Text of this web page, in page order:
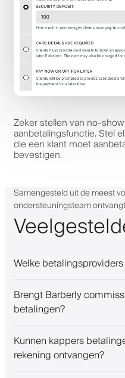
Zeker stellen van no-
aanbetalingsfunctie. Stel
die een klant moet
bevestigen.
Samengesteld uit de meest
ondersteuningsteam ontvangt
Welke
Brengt Barberly
betalingen?
Kunnen kappers
rekening ontvangen?